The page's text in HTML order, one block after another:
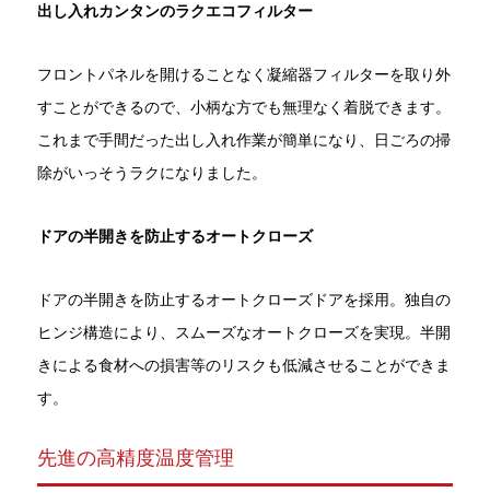
出し入れカンタンのラクエコフィルター
フロントパネルを開けることなく凝縮器フィルターを取り外
すことができるので、小柄な方でも無理なく着脱できます。
これまで手間だった出し入れ作業が簡単になり、日ごろの掃
除がいっそうラクになりました。
ドアの半開きを防止するオートクローズ
ドアの半開きを防止するオートクローズドアを採用。独自の
ヒンジ構造により、スムーズなオートクローズを実現。半開
きによる食材への損害等のリスクも低減させることができま
す。
先進の高精度温度管理